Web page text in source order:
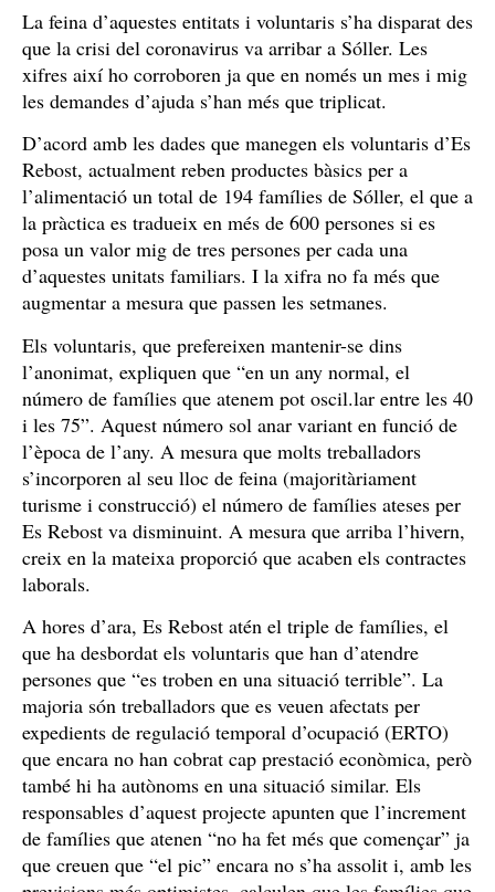
La feina d’aquestes entitats i voluntaris s’ha disparat des
que la crisi del coronavirus va arribar a Sóller. Les
xifres així ho corroboren ja que en només un mes i mig
les demandes d’ajuda s’han més que triplicat.
D’acord amb les dades que manegen els voluntaris d’Es
Rebost, actualment reben productes bàsics per a
l’alimentació un total de 194 famílies de Sóller, el que a
la pràctica es tradueix en més de 600 persones si es
posa un valor mig de tres persones per cada una
d’aquestes unitats familiars. I la xifra no fa més que
augmentar a mesura que passen les setmanes.
Els voluntaris, que prefereixen mantenir-se dins
l’anonimat, expliquen que “en un any normal, el
número de famílies que atenem pot oscil.lar entre les 40
i les 75”. Aquest número sol anar variant en funció de
l’època de l’any. A mesura que molts treballadors
s’incorporen al seu lloc de feina (majoritàriament
turisme i construcció) el número de famílies ateses per
Es Rebost va disminuint. A mesura que arriba l’hivern,
creix en la mateixa proporció que acaben els contractes
laborals.
A hores d’ara, Es Rebost atén el triple de famílies, el
que ha desbordat els voluntaris que han d’atendre
persones que “es troben en una situació terrible”. La
majoria són treballadors que es veuen afectats per
expedients de regulació temporal d’ocupació (ERTO)
que encara no han cobrat cap prestació econòmica, però
també hi ha autònoms en una situació similar. Els
responsables d’aquest projecte apunten que l’increment
de famílies que atenen “no ha fet més que començar” ja
que creuen que “el pic” encara no s’ha assolit i, amb les